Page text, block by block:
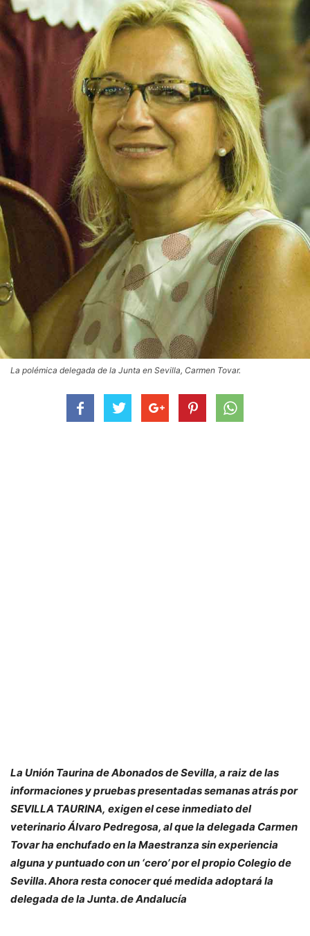
La polémica delegada de la Junta en Sevilla, Carmen Tovar.
La Unión Taurina de Abonados de Sevilla, a raiz de las
informaciones y pruebas presentadas semanas atrás por
SEVILLA TAURINA, exigen el cese inmediato del
veterinario Álvaro Pedregosa, al que la delegada Carmen
Tovar ha enchufado en la Maestranza sin experiencia
alguna y puntuado con un ‘cero’ por el propio Colegio de
Sevilla. Ahora resta conocer qué medida adoptará la
delegada de la Junta. de Andalucía